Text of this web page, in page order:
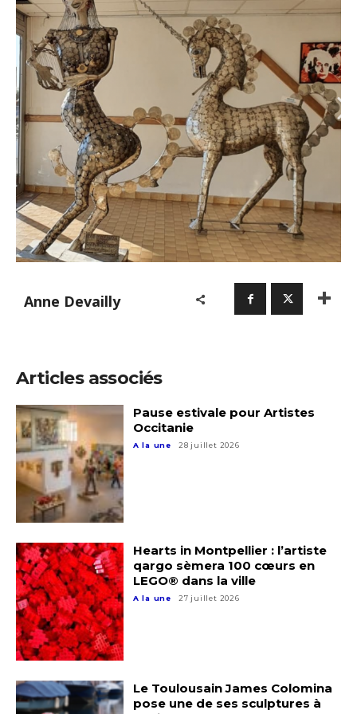
Adresse email*
Nom
Adresse email*
Anne Devailly
Articles associés
Pause estivale pour Artistes
Occitanie
A la une 28 juillet 2026
Hearts in Montpellier : l’artiste
qargo sèmera 100 cœurs en
LEGO® dans la ville
A la une 27 juillet 2026
Le Toulousain James Colomina
pose une de ses sculptures à